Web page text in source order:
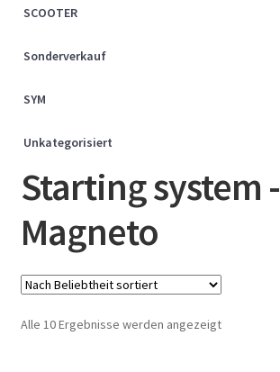
SCOOTER
Sonderverkauf
SYM
Unkategorisiert
Starting system -
Magneto
Alle 10 Ergebnisse werden angezeigtNach